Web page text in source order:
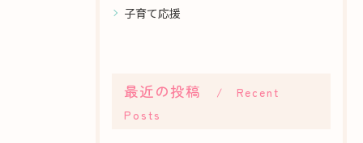
子育て応援
最近の投稿
Recent
Posts